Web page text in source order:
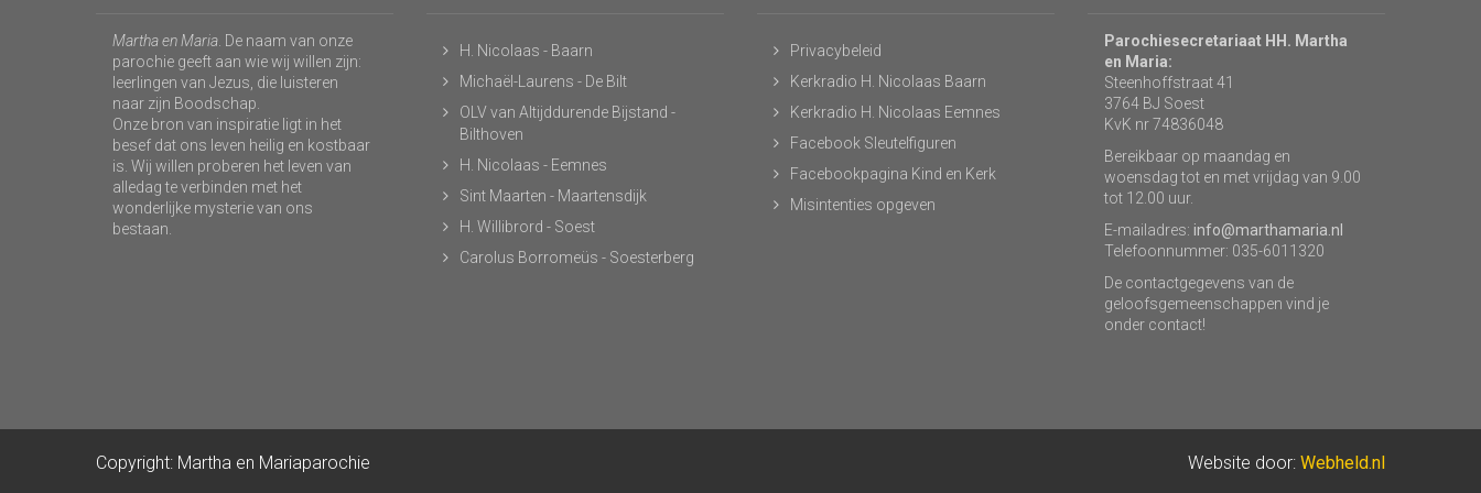
Martha en Maria . De naam van onze
parochie geeft aan wie wij willen zijn:
leerlingen van Jezus, die luisteren
naar zijn Boodschap.
Onze bron van inspiratie ligt in het
besef dat ons leven heilig en kostbaar
is. Wij willen proberen het leven van
alledag te verbinden met het
wonderlijke mysterie van ons
bestaan.
H. Nicolaas - Baarn
Michaël-Laurens - De Bilt
OLV van Altijddurende Bijstand -
Bilthoven
H. Nicolaas - Eemnes
Sint Maarten - Maartensdijk
H. Willibrord - Soest
Carolus Borromeüs - Soesterberg
Privacybeleid
Kerkradio H. Nicolaas Baarn
Kerkradio H. Nicolaas Eemnes
Facebook Sleutelfiguren
Facebookpagina Kind en Kerk
Misintenties opgeven
Parochiesecretariaat HH. Martha
en Maria:
Steenhoffstraat 41
3764 BJ Soest
KvK nr 74836048
Bereikbaar op maandag en
woensdag tot en met vrijdag van 9.00
tot 12.00 uur.
E-mailadres: info@marthamaria.nl
Telefoonnummer: 035-6011320
De contactgegevens van de
geloofsgemeenschappen vind je
onder contact!
Copyright: Martha en Mariaparochie Website door: Webheld.nl